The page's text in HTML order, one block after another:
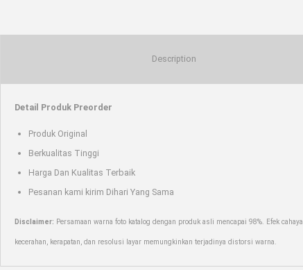
Description
Detail Produk Preorder
Produk Original
Berkualitas Tinggi
Harga Dan Kualitas Terbaik
Pesanan kami kirim Dihari Yang Sama
Disclaimer: Persamaan warna foto katalog dengan produk asli mencapai 98%. Efek cahaya,
kecerahan, kerapatan, dan resolusi layar memungkinkan terjadinya distorsi warna.